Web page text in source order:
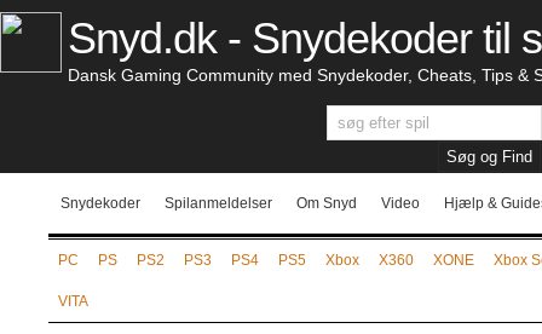
Snyd.dk - Snydekoder til
Dansk Gaming Community med Snydekoder, Cheats, Tips &
Snydekoder Spilanmeldelser Om Snyd Video Hjælp &
PC PS PS2 PS3 PS4 PS5 Xbox X360 XONE Xbox
VITA